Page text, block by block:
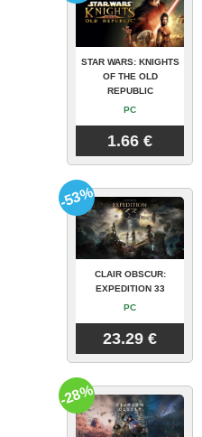
STAR WARS: KNIGHTS
OF THE OLD
REPUBLIC
PC
1.66 €
CLAIR OBSCUR:
EXPEDITION 33
PC
23.29 €
-53%
-28%